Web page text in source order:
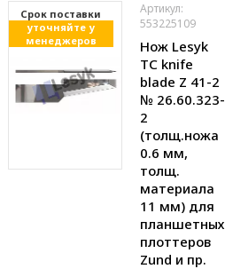
Cрок поставки
уточняйте у
менеджеров
Артикул:
553225109
Нож Lesyk
TC knife
blade Z 41-2
№ 26.60.323-
2
(толщ.ножа
0.6 мм,
толщ.
материала
11 мм) для
планшетных
плоттеров
Zund и пр.